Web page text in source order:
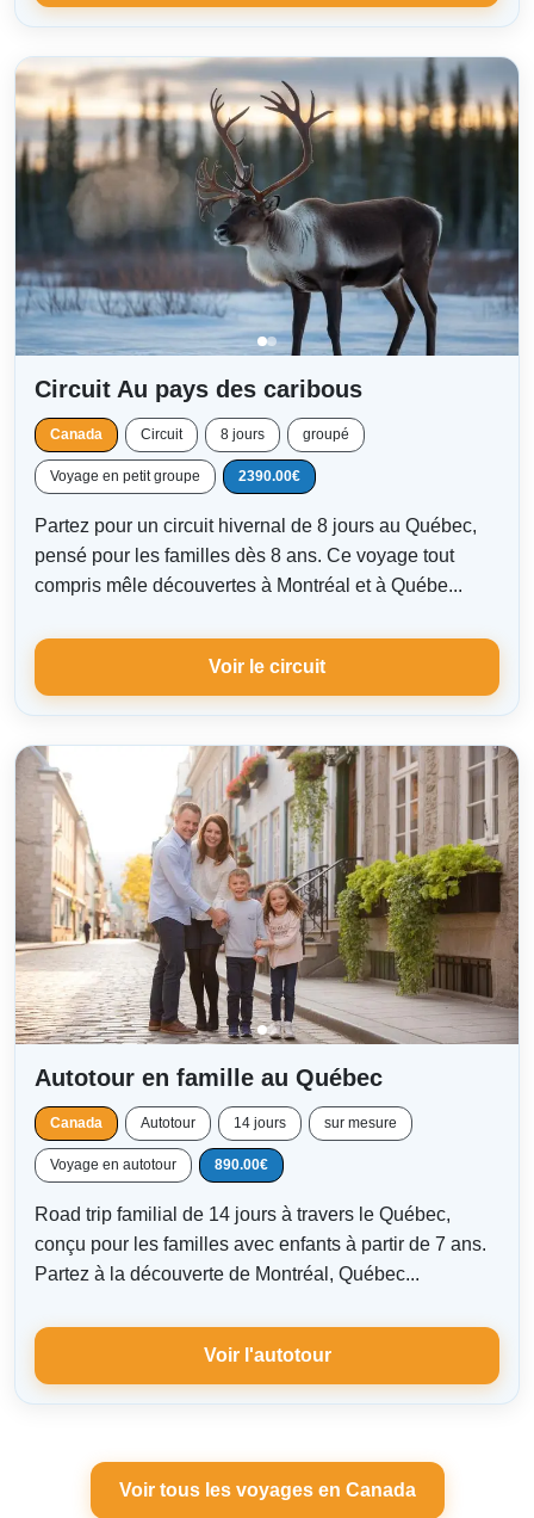
Circuit Au pays des caribous
Canada Circuit 8 jours groupé
Voyage en petit groupe 2390.00€
Partez pour un circuit hivernal de 8 jours au Québec,
pensé pour les familles dès 8 ans. Ce voyage tout
compris mêle découvertes à Montréal et à Québe...
Voir le circuit
Autotour en famille au Québec
Canada Autotour 14 jours sur mesure
Voyage en autotour 890.00€
Road trip familial de 14 jours à travers le Québec,
conçu pour les familles avec enfants à partir de 7 ans.
Partez à la découverte de Montréal, Québec...
Voir l'autotour
Voir tous les voyages en Canada